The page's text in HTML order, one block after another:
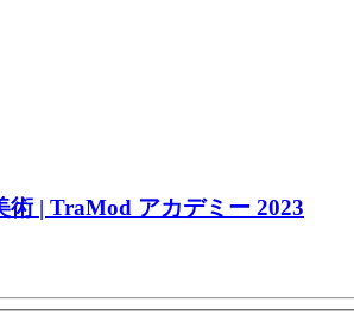
| TraMod アカデミー 2023